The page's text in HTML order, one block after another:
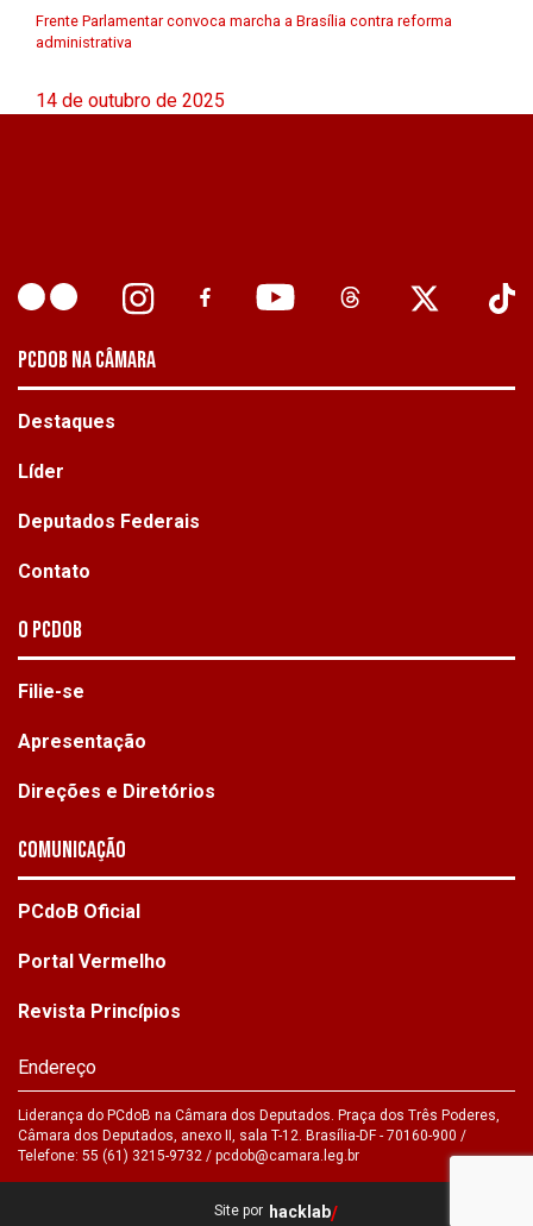
Frente Parlamentar convoca marcha a Brasília contra reforma
administrativa
14 de outubro de 2025
PCDOB NA CÂMARA
Destaques
Líder
Deputados Federais
Contato
O PCdoB
Filie-se
Apresentação
Direções e Diretórios
Comunicação
PCdoB Oficial
Portal Vermelho
Revista Princípios
Endereço
Liderança do PCdoB na Câmara dos Deputados. Praça dos Três Poderes,
Câmara dos Deputados, anexo II, sala T-12. Brasília-DF - 70160-900 /
Telefone: 55 (61) 3215-9732 / pcdob@camara.leg.br
Site por hacklab/